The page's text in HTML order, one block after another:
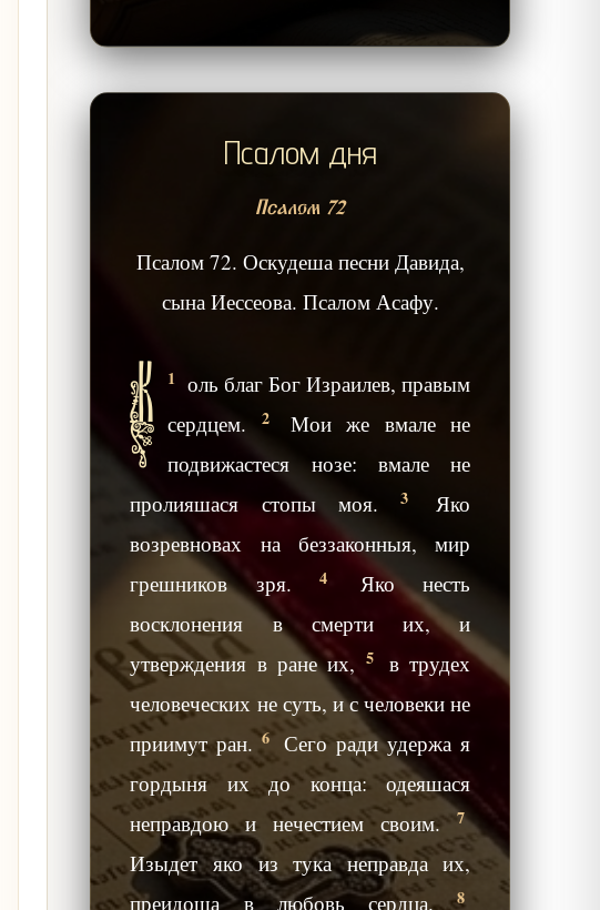
Псалом дня
Псалом 72
Псалом 72. Оскудеша песни Давида,
сына Иессеова. Псалом Асафу.
1
К
оль благ Бог Израилев, правым
сердцем. 2
Мои же вмале не
подвижастеся нозе: вмале не
пролияшася стопы моя.3
Яко
возревновах на беззаконныя, мир
грешников зря.
4
Яко несть
восклонения в смерти их, и
утверждения в ране их, 5
в трудех
человеческих не суть, и с человеки не
приимут ран.6
Сего ради удержа я
гордыня их до конца: одеяшася
неправдою и нечестием своим.7
Изыдет яко из тука неправда их,
преидоша в любовь сердца.8